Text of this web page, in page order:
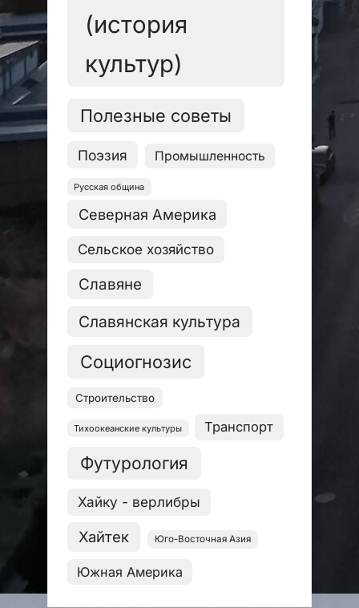
(история
культур)
Полезные советы
Поэзия Промышленность
Русская община
Северная Америка
Сельское хозяйство
Славяне
Славянская культура
Социогнозис
Строительство
Тихоокеанские культуры Транспорт
Футурология
Хайку - верлибры
Хайтек Юго-Восточная Азия
Южная Америка